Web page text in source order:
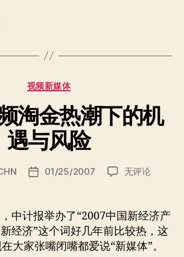
分
视频新媒体
淘金热潮下的机
遇与风险
发
期
01/25/2007
网
频
淘
金
热
无评论
中计报举办了“2007中国新经济产
经济”这个词好几年前比较热，这
大家张嘴闭嘴都爱说“新媒体”。